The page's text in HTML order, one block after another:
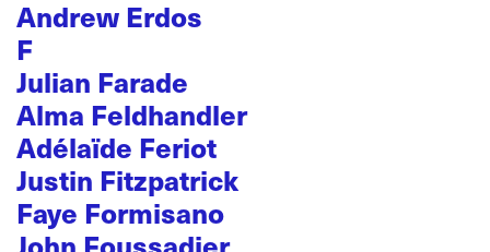
Andrew Erdos
F
Julian Farade
Alma Feldhandler
Adélaïde Feriot
Justin Fitzpatrick
Faye Formisano